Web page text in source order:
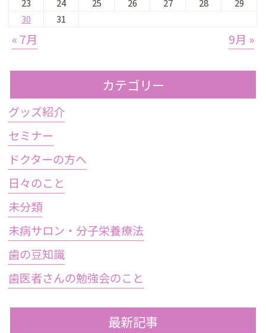
23 24 25 26 27 28
29
30
31
« 7月 9月 »
カテゴリー
グッズ紹介
セミナー
ドクターの方へ
日々のこと
未分類
未病サロン・分子栄養療法
歯の豆知識
歯医者さんの勉強会のこと
最新記事